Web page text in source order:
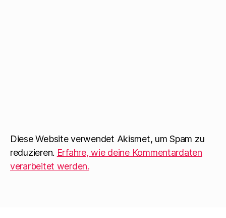
Diese Website verwendet Akismet, um Spam zu
reduzieren. Erfahre, wie deine Kommentardaten
verarbeitet werden.